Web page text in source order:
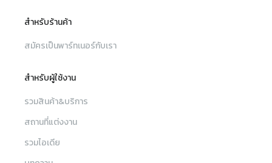
สำหรับร้านค้า
สมัครเป็นพาร์ทเนอร์กับเรา
สำหรับผู้ใช้งาน
รวมสินค้า&บริการ
สถานที่แต่งงาน
รวมไอเดีย